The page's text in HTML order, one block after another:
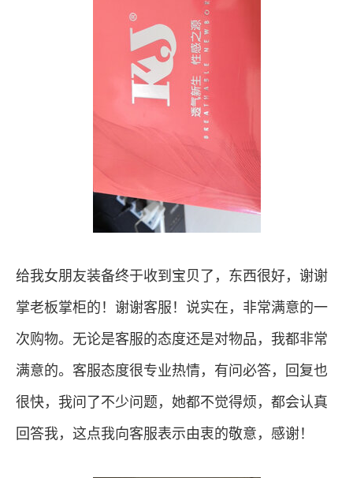
给我女朋友装备终于收到宝贝了，东西很好，谢谢
掌老板掌柜的！谢谢客服！说实在，非常满意的一
次购物。无论是客服的态度还是对物品，我都非常
满意的。客服态度很专业热情，有问必答，回复也
很快，我问了不少问题，她都不觉得烦，都会认真
回答我，这点我向客服表示由衷的敬意，感谢！